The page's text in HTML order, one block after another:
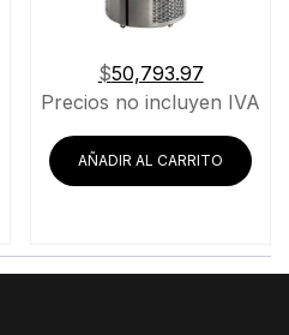
$50,793.97
Precios no incluyen IVA
AÑADIR AL CARRITO